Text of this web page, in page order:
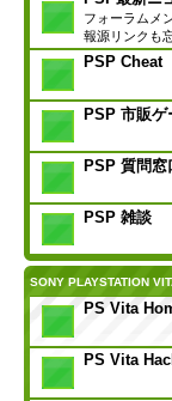
フォーラムメ
報源リンクも
PSP Cheat
PSP 市販ゲ
PSP 質問窓
PSP 雑談
SONY PLAYSTATION
PS Vita
PS Vita